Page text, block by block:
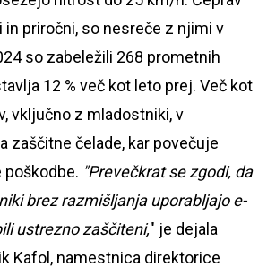
in priročni, so nesreče z njimi v
so zabeležili 268 prometnih
12 % več kot leto prej. Več kot
vključno z mladostniki, v
zaščitne čelade, kar povečuje
poškodbe. "Prevečkrat se zgodi, da
brez razmišljanja uporabljajo e-
ustrezno zaščiteni," je dejala
Kafol, namestnica direktorice